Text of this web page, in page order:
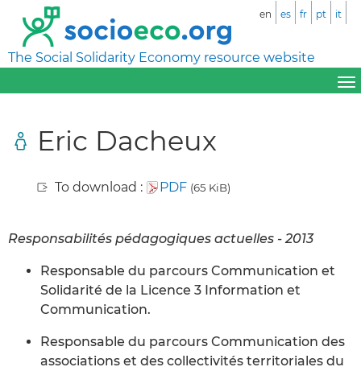
The Social Solidarity Economy resource website
en es fr pt it
Eric Dacheux
To download : PDF (65 KiB)
Responsabilités pédagogiques actuelles - 2013
Responsable du parcours Communication et
Solidarité de la Licence 3 Information et
Communication.
Responsable du parcours Communication des
associations et des collectivités territoriales du